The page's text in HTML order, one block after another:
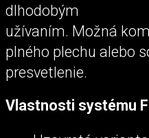
dlhodobým
užívaním. Možná
plného plechu alebo
presvetlenie.
Vlastnosti systému